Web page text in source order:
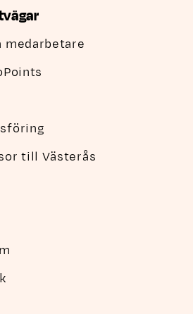
medarbetare
till Västerås